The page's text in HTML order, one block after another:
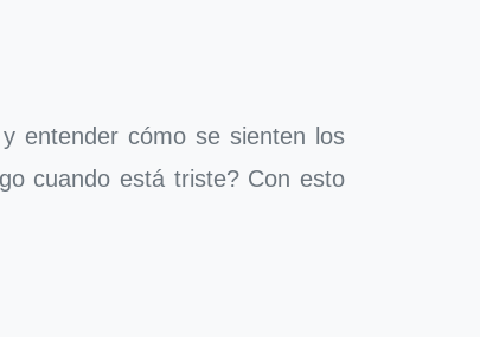
entender cómo se sienten los
cuando está triste? Con esto